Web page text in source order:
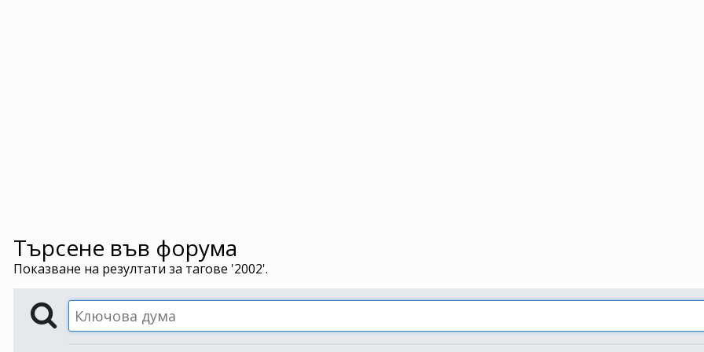
Търсене във форума
Показване на резултати за тагове '2002'.